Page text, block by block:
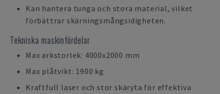
Kan hantera tunga och stora material, vilket
förbättrar skärningsmångsidigheten.
Tekniska maskinfördelar
Max arkstorlek: 4000x2000 mm
Max plåtvikt: 1900 kg
Kraftfull laser och stor skäryta för effektiva